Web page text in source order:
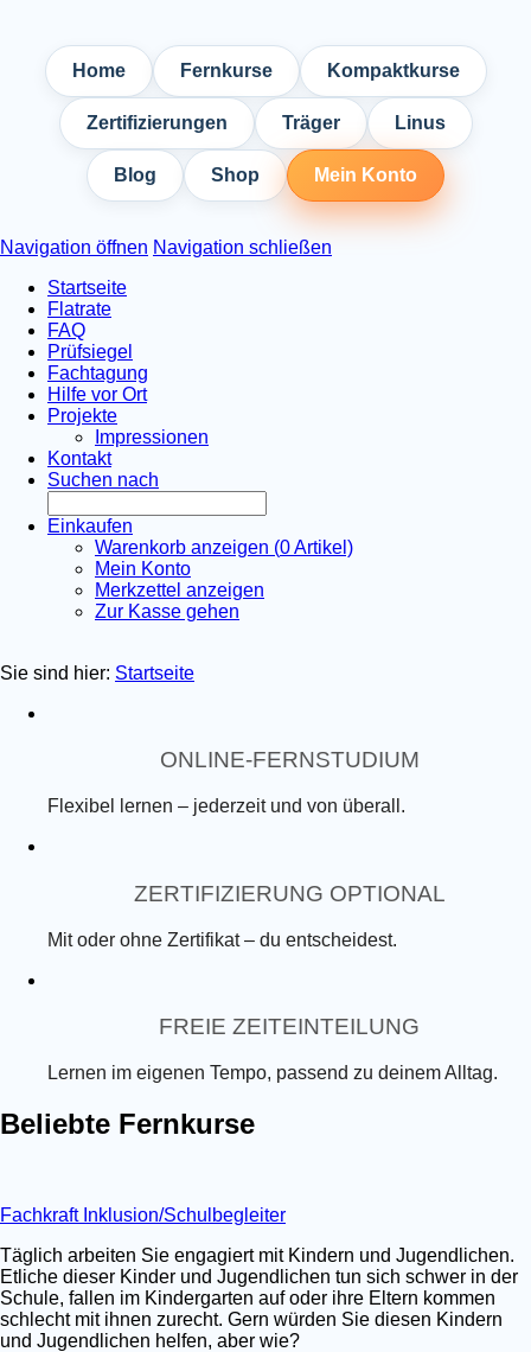
Home Fernkurse Kompaktkurse
Zertifizierungen Träger Linus
Blog Shop Mein Konto
Navigation öffnen Navigation schließen
Startseite
Flatrate
FAQ
Prüfsiegel
Fachtagung
Hilfe vor Ort
Projekte
Impressionen
Kontakt
Suchen nach
Einkaufen
Warenkorb anzeigen (0Artikel)
Mein Konto
Merkzettel anzeigen
Zur Kasse gehen
Sie sind hier: Startseite
ONLINE-FERNSTUDIUM
Flexibel lernen – jederzeit und von überall.
ZERTIFIZIERUNG OPTIONAL
Mit oder ohne Zertifikat – du entscheidest.
FREIE ZEITEINTEILUNG
Lernen im eigenen Tempo, passend zu deinem Alltag.
Beliebte Fernkurse
Fachkraft Inklusion/Schulbegleiter
Täglich arbeiten Sie engagiert mit Kindern und Jugendlichen.
Etliche dieser Kinder und Jugendlichen tun sich schwer in der
Schule, fallen im Kindergarten auf oder ihre Eltern kommen
schlecht mit ihnen zurecht. Gern würden Sie diesen Kindern
und Jugendlichen helfen, aber wie?